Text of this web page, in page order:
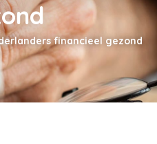
financieel gezond